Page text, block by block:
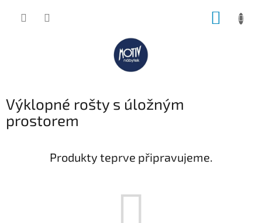
Výklopné rošty s úložným
prostorem
Produkty teprve připravujeme.